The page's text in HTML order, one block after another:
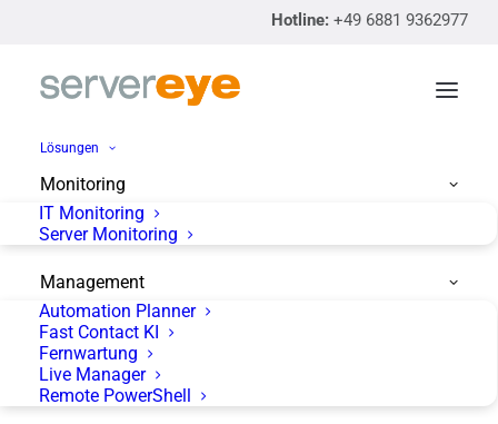
Hotline: +49 6881 9362977
Lösungen
Monitoring
IT Monitoring
Server Monitoring
Management
Automation Planner
Fast Contact KI
Fernwartung
Live Manager
Remote PowerShell
Die Lösung für
Smart Updates
servereye ist als IT Monitoring Software ein
wahres Multitool, mit dem Sie Ihnen